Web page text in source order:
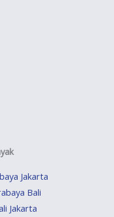
Jakarta
Bali
Jakarta